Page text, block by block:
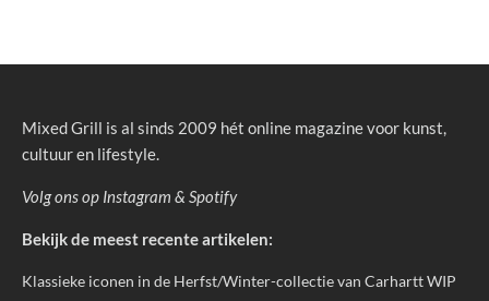
Mixed Grill is al sinds 2009 hét online magazine voor kunst,
cultuur en lifestyle.
Volg ons op Instagram & Spotify
Bekijk de meest recente artikelen:
Klassieke iconen in de Herfst/Winter-collectie van Carhartt WIP